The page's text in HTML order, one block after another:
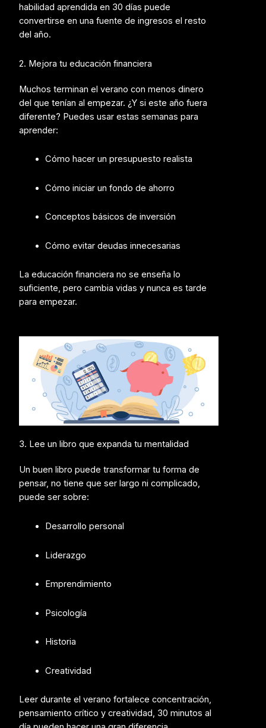
habilidad aprendida en 30 días puede
convertirse en una fuente de ingresos el resto
del año.
2. Mejora tu educación financiera
Muchos terminan el verano con menos dinero
del que tenían al empezar. ¿Y si este año fuera
diferente? Puedes usar estas semanas para
aprender:
Cómo hacer un presupuesto realista
Cómo iniciar un fondo de ahorro
Conceptos básicos de inversión
Cómo evitar deudas innecesarias
La educación financiera no se enseña lo
suficiente, pero cambia vidas y nunca es tarde
para empezar.
3. Lee un libro que expanda tu mentalidad
Un buen libro puede transformar tu forma de
pensar, no tiene que ser largo ni complicado,
puede ser sobre:
Desarrollo personal
Liderazgo
Emprendimiento
Psicología
Historia
Creatividad
Leer durante el verano fortalece concentración,
pensamiento crítico y creatividad, 30 minutos al